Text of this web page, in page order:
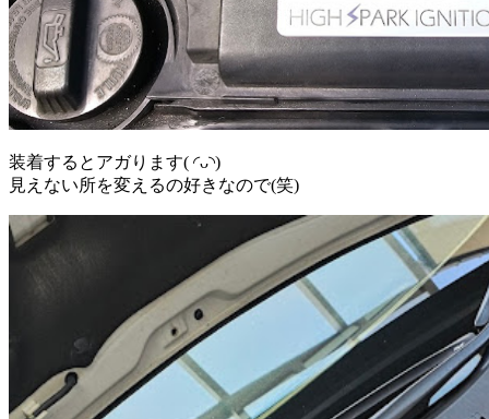
装着するとアガります( ◜ᴗ◝)
見えない所を変えるの好きなので(笑)